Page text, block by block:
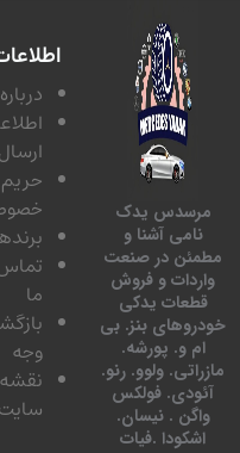
یدک
آشنا و
در صنعت
و فروش
یدکی
بنز. بی
و. پورشه.
ولوو. رنو.
فولکس
. نیسان.
.فیات
اطلاعات
درباره ما
اطلاعات
ارسال
حریم
خصوصی
برندها
تماس با
بازگشت
نقشه
سایت